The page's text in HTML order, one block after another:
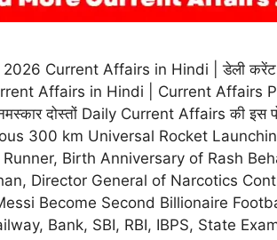
Current Affairs in Hindi | डेली करेंट
Affairs in Hindi | Current Affairs
दोस्तों Daily Current Affairs की
300 km Universal Rocket
Birth Anniversary of Rash
Director General of Narcotics
Become Second Billionaire
Bank, SBI, RBI, IBPS, State